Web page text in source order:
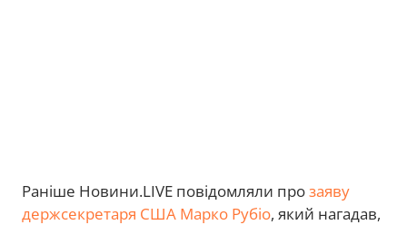
Раніше Новини.LIVE повідомляли прозаяву
держсекретаря США Марко Рубіо, який нагадав,